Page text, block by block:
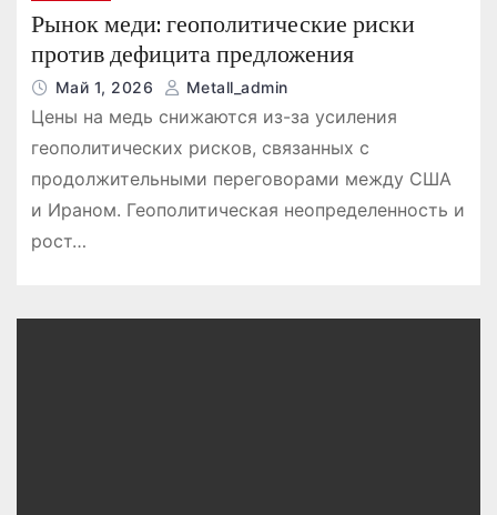
Рынок меди: геополитические риски
против дефицита предложения
Май 1, 2026 Metall_admin
Цены на медь снижаются из-за усиления
геополитических рисков, связанных с
продолжительными переговорами между США
и Ираном. Геополитическая неопределенность и
рост…